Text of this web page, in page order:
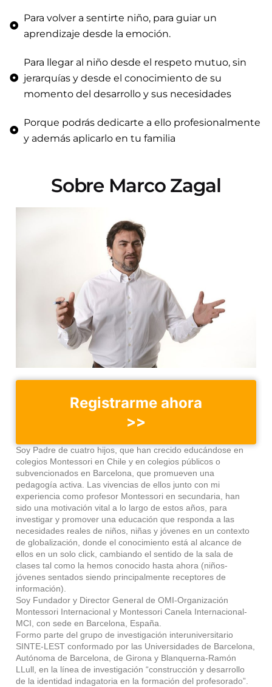
Para volver a sentirte niño, para guiar un
aprendizaje desde la emoción.
Para llegar al niño desde el respeto mutuo, sin
jerarquías y desde el conocimiento de su
momento del desarrollo y sus necesidades
Porque podrás dedicarte a ello profesionalmente
y además aplicarlo en tu familia
Sobre Marco Zagal
Registrarme ahora
>>
Soy Padre de cuatro hijos, que han crecido educándose en
colegios Montessori en Chile y en colegios públicos o
subvencionados en Barcelona, que promueven una
pedagogía activa. Las vivencias de ellos junto con mi
experiencia como profesor Montessori en secundaria, han
sido una motivación vital a lo largo de estos años, para
investigar y promover una educación que responda a las
necesidades reales de niños, niñas y jóvenes en un contexto
de globalización, donde el conocimiento está al alcance de
ellos en un solo click, cambiando el sentido de la sala de
clases tal como la hemos conocido hasta ahora (niños-
jóvenes sentados siendo principalmente receptores de
información).
Soy Fundador y Director General de OMI-Organización
Montessori Internacional y Montessori Canela Internacional-
MCI, con sede en Barcelona, España.
Formo parte del grupo de investigación interuniversitario
SINTE-LEST conformado por las Universidades de Barcelona,
Autónoma de Barcelona, de Girona y Blanquerna-Ramón
LLull, en la línea de investigación “construcción y desarrollo
de la identidad indagatoria en la formación del profesorado”.